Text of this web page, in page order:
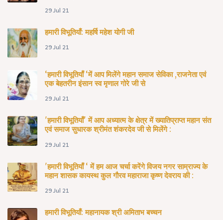
29 Jul 21
हमारी विभूतियाँ: महर्षि महेश योगी जी
29 Jul 21
‘हमारी विभूतियाँ ‘में आप मिलेंगे महान समाज सेविका ,राजनेता एवं
एक बेहतरीन इंसान स्व मृणाल गोरे जी से
29 Jul 21
'हमारी विभूतियाँ' में आप अध्यात्म के क्षेत्र में ख्यातिप्राप्त महान संत
एवं समाज सुधारक श्रीमंत शंकरदेव जी से मिलेंगे :
29 Jul 21
'हमारी विभूतियाँ ‘ में हम आज चर्चा करेंगे विजय नगर साम्राज्य के
महान शासक कायस्थ कुल गौरव महाराजा कृष्ण देवराय की :
29 Jul 21
हमारी विभूतियाँ: महानायक श्री अमिताभ बच्चन